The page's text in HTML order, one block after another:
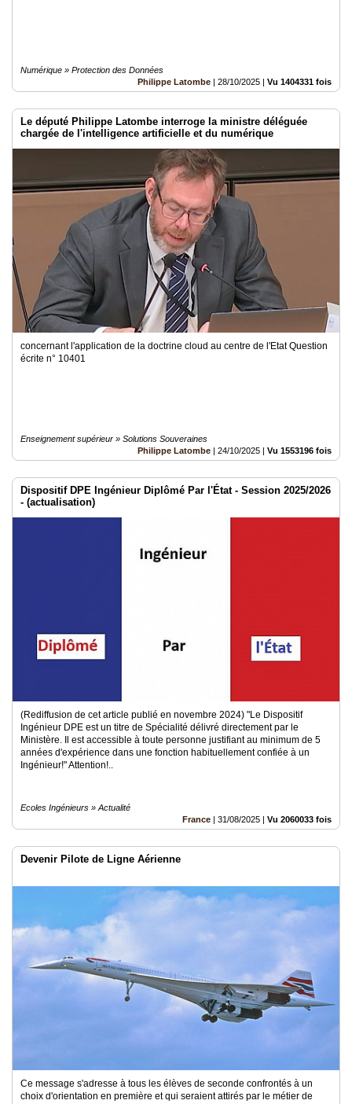
Numérique » Protection des Données
Philippe Latombe | 28/10/2025 | Vu 1404331 fois
Le député Philippe Latombe interroge la ministre déléguée
chargée de l'intelligence artificielle et du numérique
concernant l'application de la doctrine cloud au centre de l'Etat Question
écrite n° 10401
Enseignement supérieur » Solutions Souveraines
Philippe Latombe | 24/10/2025 | Vu 1553196 fois
Dispositif DPE Ingénieur Diplômé Par l'État - Session 2025/2026
- (actualisation)
(Rediffusion de cet article publié en novembre 2024) "Le Dispositif
Ingénieur DPE est un titre de Spécialité délivré directement par le
Ministère. Il est accessible à toute personne justifiant au minimum de 5
années d'expérience dans une fonction habituellement confiée à un
Ingénieur!" Attention!..
Ecoles Ingénieurs » Actualité
France | 31/08/2025 | Vu 2060033 fois
Devenir Pilote de Ligne Aérienne
Ce message s'adresse à tous les élèves de seconde confrontés à un
choix d'orientation en première et qui seraient attirés par le métier de